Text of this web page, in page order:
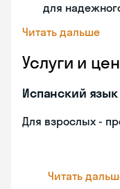
для
Читать дальше
Услуги и
Испанский язык
Для взрослых -
Читать